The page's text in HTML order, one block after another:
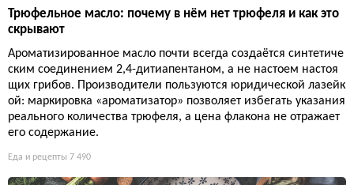
Трюфельное масло: почему в нём нет трюфеля и как это
скрывают
Ароматизированное масло почти всегда создаётся синтетиче
ским соединением 2,4-дитиапентаном, а не настоем настоя
щих грибов. Производители пользуются юридической лазейк
ой: маркировка «ароматизатор» позволяет избегать указания
реального количества трюфеля, а цена флакона не отражает
его содержание.
Еда и рецепты 7 490